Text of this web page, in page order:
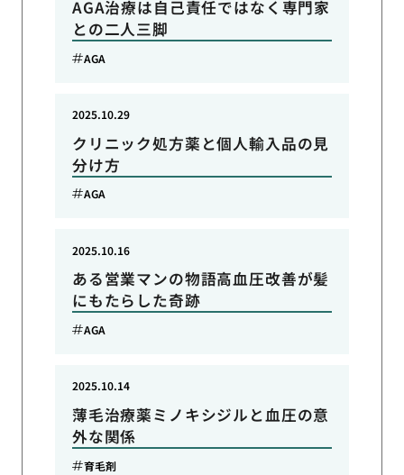
AGA治療は自己責任ではなく専門家
との二人三脚
AGA
クリニック処方薬と個人輸入品の見
分け方
2025.10.29
AGA
ある営業マンの物語高血圧改善が髪
にもたらした奇跡
2025.10.16
AGA
薄毛治療薬ミノキシジルと血圧の意
外な関係
2025.10.14
育毛剤